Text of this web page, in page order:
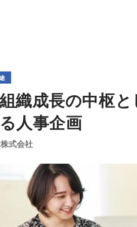
織成長の中枢
人事企画
式会社